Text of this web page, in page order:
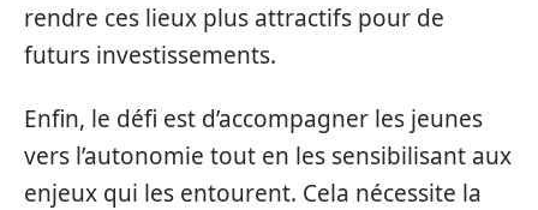
rendre ces lieux plus attractifs pour de
futurs investissements.
Enfin, le défi est d’accompagner les jeunes
vers l’autonomie tout en les sensibilisant aux
enjeux qui les entourent. Cela nécessite la